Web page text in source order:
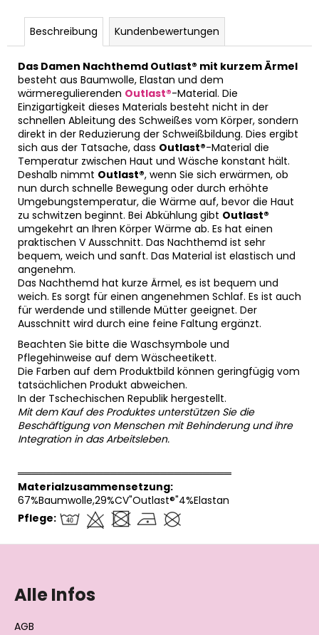
Beschreibung Kundenbewertungen
Das Damen Nachthemd Outlast® mit kurzem Ärmel
besteht aus Baumwolle, Elastan und dem
wärmeregulierenden Outlast®-Material. Die
Einzigartigkeit dieses Materials besteht nicht in der
schnellen Ableitung des Schweißes vom Körper, sondern
direkt in der Reduzierung der Schweißbildung. Dies ergibt
sich aus der Tatsache, dass Outlast®-Material die
Temperatur zwischen Haut und Wäsche konstant hält.
Deshalb nimmt Outlast®, wenn Sie sich erwärmen, ob
nun durch schnelle Bewegung oder durch erhöhte
Umgebungstemperatur, die Wärme auf, bevor die Haut
zu schwitzen beginnt. Bei Abkühlung gibt Outlast®
umgekehrt an Ihren Körper Wärme ab. Es hat einen
praktischen V Ausschnitt. Das Nachthemd ist sehr
bequem, weich und sanft. Das Material ist elastisch und
angenehm.
Das Nachthemd hat kurze Ärmel, es ist bequem und
weich. Es sorgt für einen angenehmen Schlaf. Es ist auch
für werdende und stillende Mütter geeignet. Der
Ausschnitt wird durch eine feine Faltung ergänzt.
Beachten Sie bitte die Waschsymbole und
Pflegehinweise auf dem Wäscheetikett.
Die Farben auf dem Produktbild können geringfügig vom
tatsächlichen Produkt abweichen.
In der Tschechischen Republik hergestellt.
Mit dem Kauf des Produktes unterstützen Sie die
Beschäftigung von Menschen mit Behinderung und ihre
Integration in das Arbeitsleben.
══════════════════════════════
Materialzusammensetzung:
67%Baumwolle,29%CV"Outlast®"4%Elastan
Pflege:
F
Alle Infos
AGB